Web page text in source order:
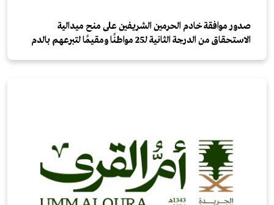
صدور موافقة خادم الحرمين الشريفين على منح ميدالية
الاستحقاق من الدرجة الثانية لـ25 مواطنًا ومقيمًا لتبرعهم بالدم